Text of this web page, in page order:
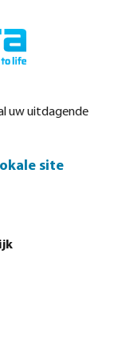
3/8"
uw uitdagende
site